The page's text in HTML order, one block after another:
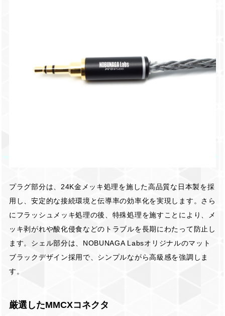
プラグ部分は、24K金メッキ処理を施した高品質な日本製を採
用し、安定的な接続環境と伝導率の効率化を実現します。さら
にフラッシュメッキ処理の後、特殊処理を施すことにより、メ
ッキ剥がれや酸化侵食などのトラブルを長期にわたって防止し
ます。シェル部分は、NOBUNAGA Labsオリジナルのマット
ブラックデザイン採用で、シンプルながら高級感を強調しま
す。
厳選したMMCXコネクタ